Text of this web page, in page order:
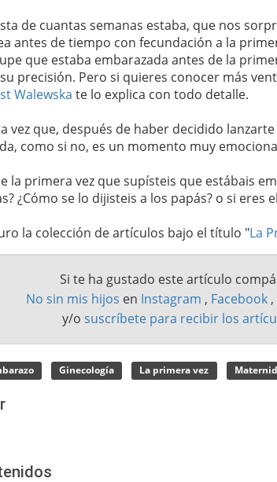
de cuantas semanas estaba, que nos
antes de tiempo con fecundación a la
que estaba embarazada antes de la
precisión. Pero si quieres conocer más
Walewska te lo explica con todo detalle.
vez que, después de haber decidido
como si no, es un momento muy
la primera vez que supísteis que estábais
¿Cómo se lo dijisteis a los papás? o si eres
la colección de artículos bajo el título "La
Si te ha gustado este artículo
No sin mis hijos en Instagram , Facebook ,
y/o suscríbete para recibir los
Ginecología La primera vez